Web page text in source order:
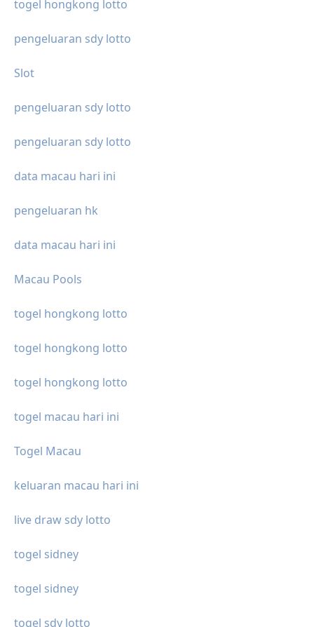
togel hongkong lotto
pengeluaran sdy lotto
Slot
pengeluaran sdy lotto
pengeluaran sdy lotto
data macau hari ini
pengeluaran hk
data macau hari ini
Macau Pools
togel hongkong lotto
togel hongkong lotto
togel hongkong lotto
togel macau hari ini
Togel Macau
keluaran macau hari ini
live draw sdy lotto
togel sidney
togel sidney
togel sdy lotto